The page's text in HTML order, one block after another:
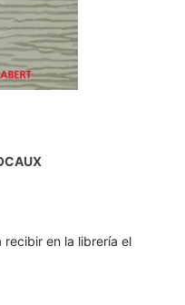
recibir en la librería el